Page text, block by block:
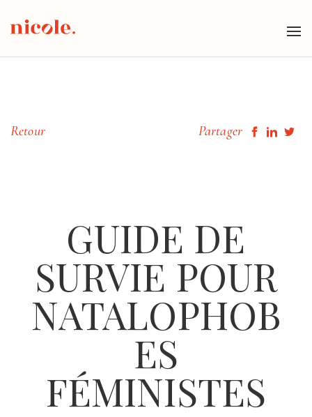
Retour Partager
GUIDE DE
SURVIE POUR
NATALOPHOB
ES
FÉMINISTES